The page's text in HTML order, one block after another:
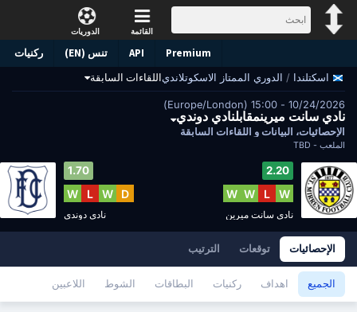
الدوريات القائمة
ركنيات تنس (EN) API Premium
اسكتلندا / الدوري الممتاز الاسكوتلاندياللقاءات السابقة
10/24/2026 - 15:00 (Europe/London)
نادي سانت ميرينمقابلنادي دوندي
الإحصائيات، البيانات و اللقاءات السابقة
الملعب - TBD
2.20
W
L
W
W
نادي سانت ميرين
1.70
D
W
L
W
نادي دوندي
الإحصائيات توقعات الترتيب
الجميع اهداف ركنيات البطاقات الشوط اللاعبين